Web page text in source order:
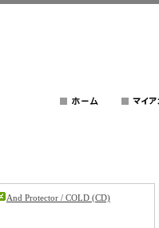
And Protector / COLD (CD)